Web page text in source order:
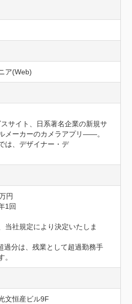
ア(Web)
サイト、日系著名企業の新規サ
メーカーのカメラアプリ——。
は、デザイナー・デ
円
1回
当社規定により決定いたしま
分は、残業として超過勤務手
。
文恒産ビル9F